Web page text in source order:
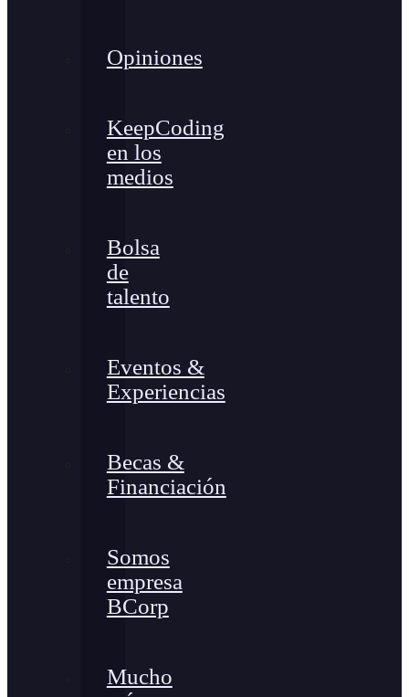
Opiniones
KeepCoding
en los
medios
Bolsa
de
talento
Eventos &
Experiencias
Becas &
Financiación
Somos
empresa
BCorp
Mucho